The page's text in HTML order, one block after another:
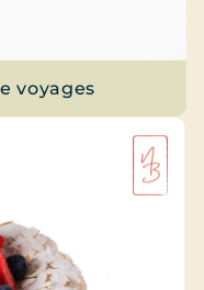
voyages